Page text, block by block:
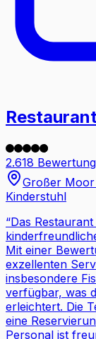
2.618
Großer
Kinderstuhl
“Das
Mit einer
exzellenten
insbesondere
verfügbar, was
erleichtert. Die
eine
Personal ist